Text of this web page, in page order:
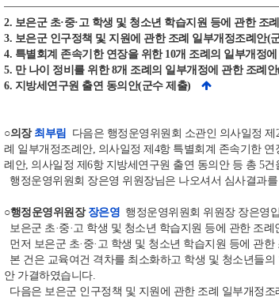
2. 보은군 초·중·고 학생 및 청소년 학습지원 등에 관한 조
3. 보은군 인구정책 및 지원에 관한 조례 일부개정조례안(
4. 특별회계 존속기한 연장을 위한 10개 조례의 일부개정
5. 만 나이 정비를 위한 8개 조례의 일부개정에 관한 조례
6. 지방세연구원 출연 동의안(군수 제출)
○의장 최부림 다음은 행정운영위원회 소관인 의사일정
례 일부개정조례안, 의사일정 제4항 특별회계 존속기한
례안, 의사일정 제6항 지방세연구원 출연 동의안 등 총 5건
행정운영위원회 장은영 위원장님은 나오셔서 심사결과
○행정운영위원장 장은영 행정운영위원회 위원장 장은영
보은군 초·중·고 학생 및 청소년 학습지원 등에 관한 조
먼저 보은군 초·중·고 학생 및 청소년 학습지원 등에 관한
본 건은 교육여건 격차를 최소화하고 학생 및 청소년들
안 가결하였습니다.
다음은 보은군 인구정책 및 지원에 관한 조례 일부개정조